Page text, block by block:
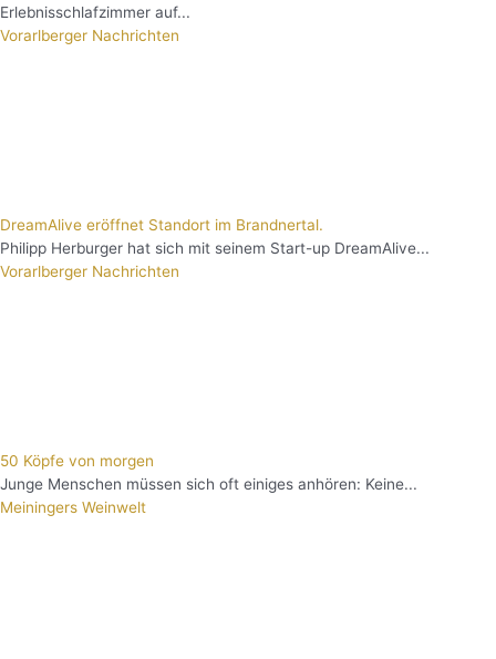
Erlebnisschlafzimmer auf...
Vorarlberger Nachrichten
DreamAlive eröffnet Standort im Brandnertal.
Philipp Herburger hat sich mit seinem Start-up DreamAlive...
Vorarlberger Nachrichten
50 Köpfe von morgen
Junge Menschen müssen sich oft einiges anhören: Keine...
Meiningers Weinwelt